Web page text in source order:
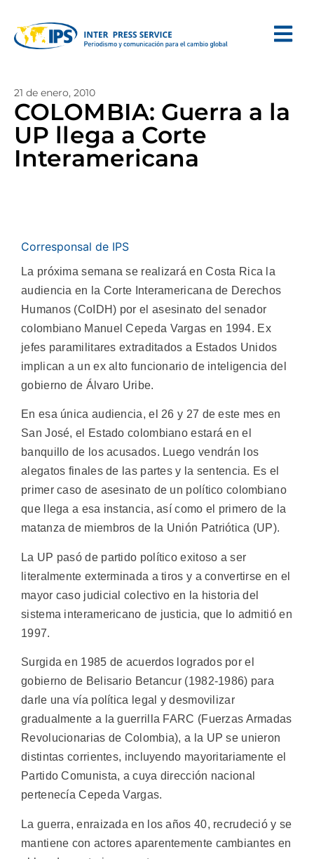
21 de enero, 2010
COLOMBIA: Guerra a la
UP llega a Corte
Interamericana
Corresponsal de IPS
La próxima semana se realizará en Costa Rica la
audiencia en la Corte Interamericana de Derechos
Humanos (CoIDH) por el asesinato del senador
colombiano Manuel Cepeda Vargas en 1994. Ex
jefes paramilitares extraditados a Estados Unidos
implican a un ex alto funcionario de inteligencia del
gobierno de Álvaro Uribe.
En esa única audiencia, el 26 y 27 de este mes en
San José, el Estado colombiano estará en el
banquillo de los acusados. Luego vendrán los
alegatos finales de las partes y la sentencia. Es el
primer caso de asesinato de un político colombiano
que llega a esa instancia, así como el primero de la
matanza de miembros de la Unión Patriótica (UP).
La UP pasó de partido político exitoso a ser
literalmente exterminada a tiros y a convertirse en el
mayor caso judicial colectivo en la historia del
sistema interamericano de justicia, que lo admitió en
1997.
Surgida en 1985 de acuerdos logrados por el
gobierno de Belisario Betancur (1982-1986) para
darle una vía política legal y desmovilizar
gradualmente a la guerrilla FARC (Fuerzas Armadas
Revolucionarias de Colombia), a la UP se unieron
distintas corrientes, incluyendo mayoritariamente el
Partido Comunista, a cuya dirección nacional
pertenecía Cepeda Vargas.
La guerra, enraizada en los años 40, recrudeció y se
mantiene con actores aparentemente cambiantes en